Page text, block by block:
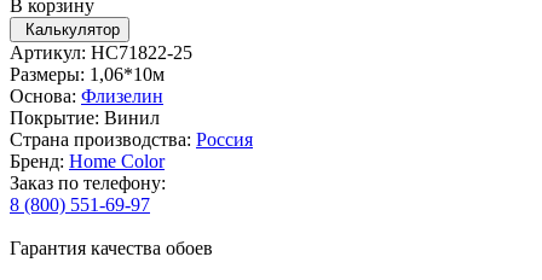
В корзину
Калькулятор
Артикул: HC71822-25
Размеры: 1,06*10м
Основа: Флизелин
Покрытие: Винил
Страна производства: Россия
Бренд: Home Color
Заказ по телефону:
8 (800) 551-69-97
Гарантия качества обоев